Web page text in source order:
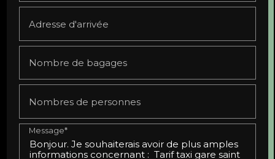
Adresse d'arrivée
Nombre de bagages
Nombres de personnes
Message*